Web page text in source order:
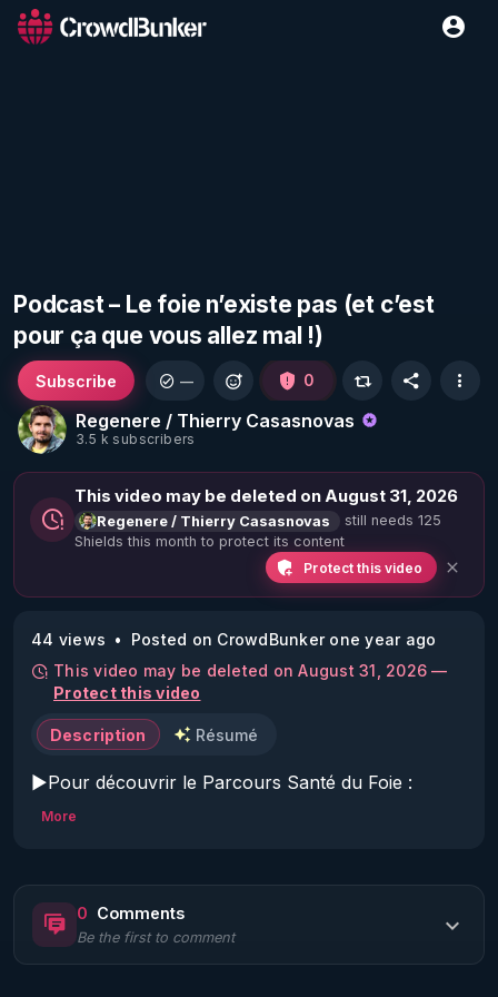
Podcast – Le foie n’existe pas (et c’est
pour ça que vous allez mal !)
Regenere / Thierry Casasnovas
3.5 k subscribers
Subscribe — 0
This video may be deleted on August 31, 2026
Regenere / Thierry Casasnovas
still needs 125
Shields this month to protect its content
Protect this video
44 views
Posted on CrowdBunker one year ago
This video may be deleted on August 31, 2026 —
Protect this video
Description Résumé
https://f.mtr.cool/fldhgbzhdr
DESSOUS, DÉROULEZ LA DESCRIPTION !
▶Pour s'inscrire à la newsletter RGNR
hebdomadaire  : http://www.rgnr.tv/newsletter
More
0 Comments
Be the first to comment